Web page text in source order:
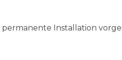
permanente Installation